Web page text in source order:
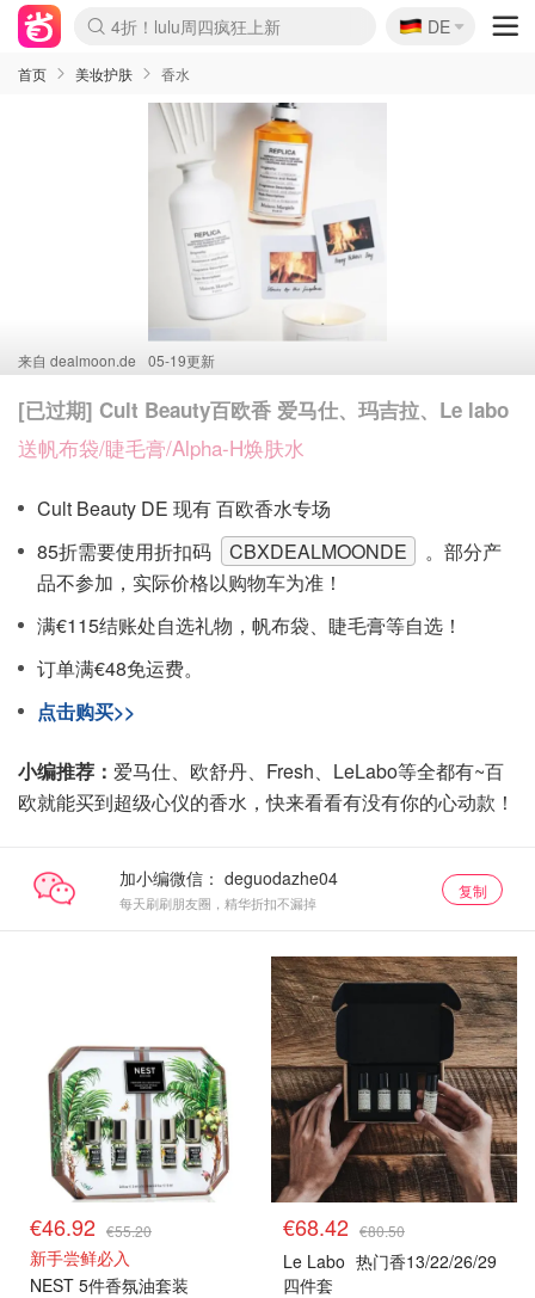
Boticinal 夏促开抢！
4折！lulu周四疯狂上新
还没结束！&OtherStories大促
Joybuy变相75折 随时失效
速领！Stanley独家85折
疑似霸哥！Camper额外叠85折
Zalando 奥莱闪促！每日更新
Moncler反季囤！5折起+叠9折
Coach Brooklyn仅€192
🇩🇪
DE
首页 美妆护肤 香水
来自 dealmoon.de 05-19更新
[已过期] Cult Beauty百欧香 爱马仕、玛吉拉、Le labo
送帆布袋/睫毛膏/Alpha-H焕肤水
Cult Beauty DE 现有 百欧香水专场
85折需要使用折扣码
CBXDEALMOONDE
。部分产
品不参加，实际价格以购物车为准！
满€115结账处自选礼物，帆布袋、睫毛膏等自选！
订单满€48免运费。
点击购买>>
小编推荐： 爱马仕、欧舒丹、Fresh、LeLabo等全都有~百
欧就能买到超级心仪的香水，快来看看有没有你的心动款！
加小编微信：
每天刷刷朋友圈，精华折扣不漏掉
复制
€46.92 €55.20
新手尝鲜必入
NEST 5件香氛油套装
€68.42 €80.50
Le Labo 热门香13/22/26/29
四件套